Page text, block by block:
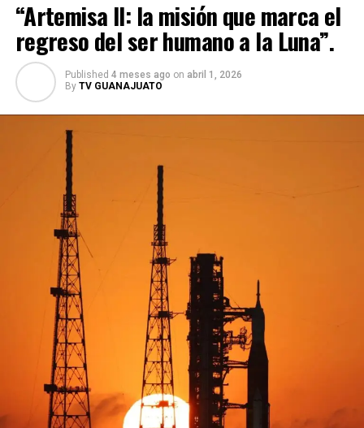
“Artemisa II: la misión que marca el
regreso del ser humano a la Luna”.
Published 4 meses ago on abril 1, 2026
By TV GUANAJUATO